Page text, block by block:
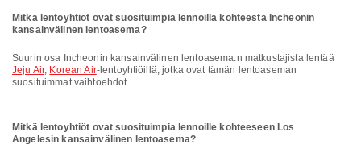
Mitkä lentoyhtiöt ovat suosituimpia lennoilla kohteesta Incheonin
kansainvälinen lentoasema?
Suurin osa Incheonin kansainvälinen lentoasema:n matkustajista lentää
Jeju Air, Korean Air-lentoyhtiöillä, jotka ovat tämän lentoaseman
suosituimmat vaihtoehdot.
Mitkä lentoyhtiöt ovat suosituimpia lennoille kohteeseen Los
Angelesin kansainvälinen lentoasema?